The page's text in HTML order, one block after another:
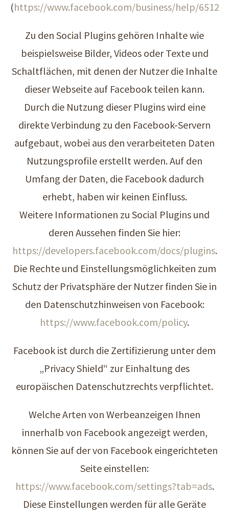
(https://www.facebook.com/business/help/
Zu den Social Plugins gehören Inhalte wie
beispielsweise Bilder, Videos oder Texte und
Schaltflächen, mit denen der Nutzer die Inhalte
dieser Webseite auf Facebook teilen kann.
Durch die Nutzung dieser Plugins wird eine
direkte Verbindung zu den Facebook-Servern
aufgebaut, wobei aus den verarbeiteten Daten
Nutzungsprofile erstellt werden. Auf den
Umfang der Daten, die Facebook dadurch
erhebt, haben wir keinen Einfluss.
Weitere Informationen zu Social Plugins und
deren Aussehen finden Sie hier:
https://developers.facebook.com/docs/plugins.
Die Rechte und Einstellungsmöglichkeiten zum
Schutz der Privatsphäre der Nutzer finden Sie in
den Datenschutzhinweisen von Facebook:
https://www.facebook.com/policy.
Facebook ist durch die Zertifizierung unter dem
„Privacy Shield“ zur Einhaltung des
europäischen Datenschutzrechts verpflichtet.
Welche Arten von Werbeanzeigen Ihnen
innerhalb von Facebook angezeigt werden,
können Sie auf der von Facebook eingerichteten
Seite einstellen:
https://www.facebook.com/settings?tab=ads.
Diese Einstellungen werden für alle Geräte